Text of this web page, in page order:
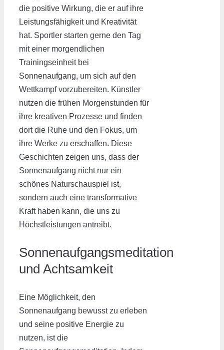
die positive Wirkung, die er auf ihre
Leistungsfähigkeit und Kreativität
hat. Sportler starten gerne den Tag
mit einer morgendlichen
Trainingseinheit bei
Sonnenaufgang, um sich auf den
Wettkampf vorzubereiten. Künstler
nutzen die frühen Morgenstunden für
ihre kreativen Prozesse und finden
dort die Ruhe und den Fokus, um
ihre Werke zu erschaffen. Diese
Geschichten zeigen uns, dass der
Sonnenaufgang nicht nur ein
schönes Naturschauspiel ist,
sondern auch eine transformative
Kraft haben kann, die uns zu
Höchstleistungen antreibt.
Sonnenaufgangsmeditation
und Achtsamkeit
Eine Möglichkeit, den
Sonnenaufgang bewusst zu erleben
und seine positive Energie zu
nutzen, ist die